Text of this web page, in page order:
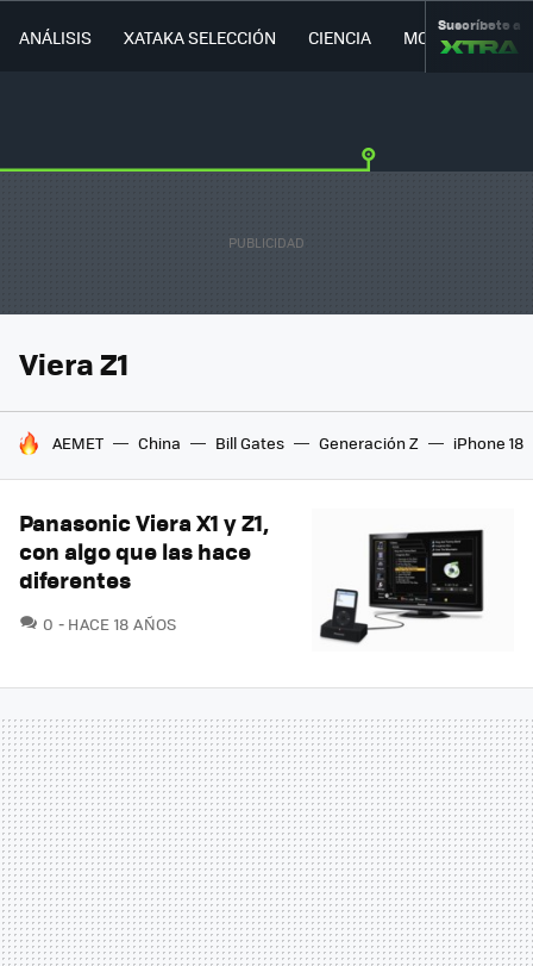
ANÁLISIS XATAKA SELECCIÓN CIENCIA MOVILIDAD
Suscríbete a
Viera Z1
HOY SE HABLA DE
AEMET China Bill Gates Generación Z iPhone 18
Panasonic Viera X1 y Z1,
con algo que las hace
diferentes
0 COMENTARIOS
HACE 18 AÑOS